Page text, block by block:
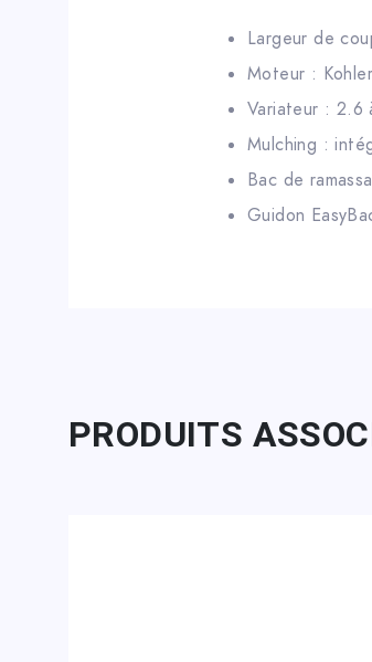
Largeur de
Moteur :
Variateur : 2.6
Mulching :
Bac de
Guidon
PRODUITS